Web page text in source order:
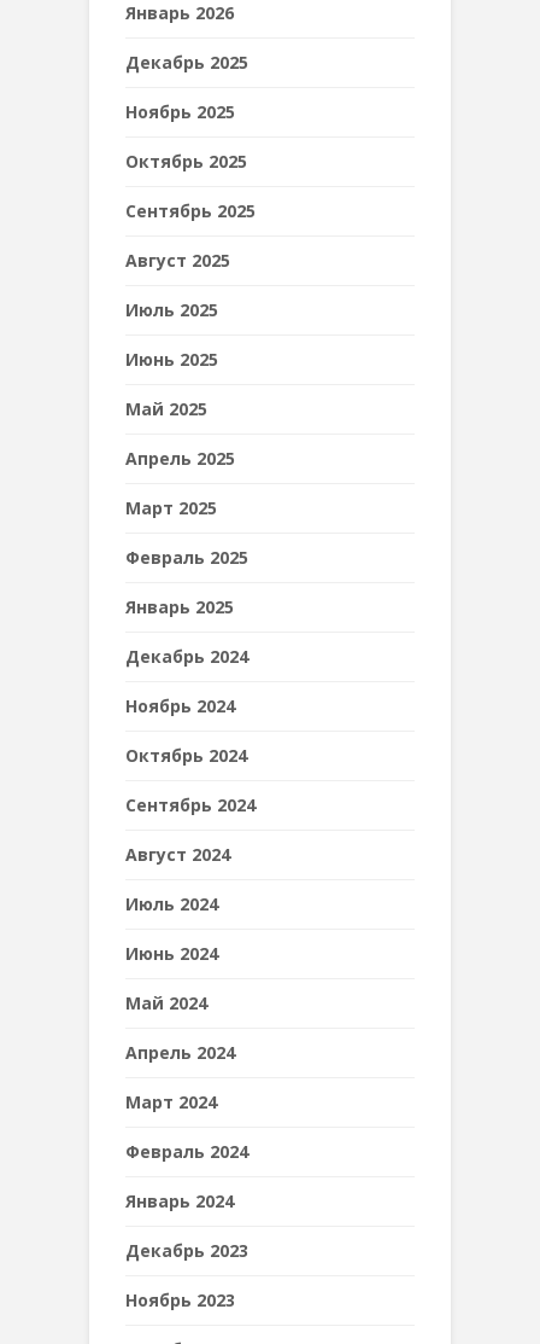
Январь 2026
Декабрь 2025
Ноябрь 2025
Октябрь 2025
Сентябрь 2025
Август 2025
Июль 2025
Июнь 2025
Май 2025
Апрель 2025
Март 2025
Февраль 2025
Январь 2025
Декабрь 2024
Ноябрь 2024
Октябрь 2024
Сентябрь 2024
Август 2024
Июль 2024
Июнь 2024
Май 2024
Апрель 2024
Март 2024
Февраль 2024
Январь 2024
Декабрь 2023
Ноябрь 2023